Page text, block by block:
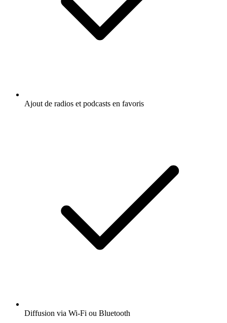
Ajout de radios et podcasts en favoris
Diffusion via Wi-Fi ou Bluetooth